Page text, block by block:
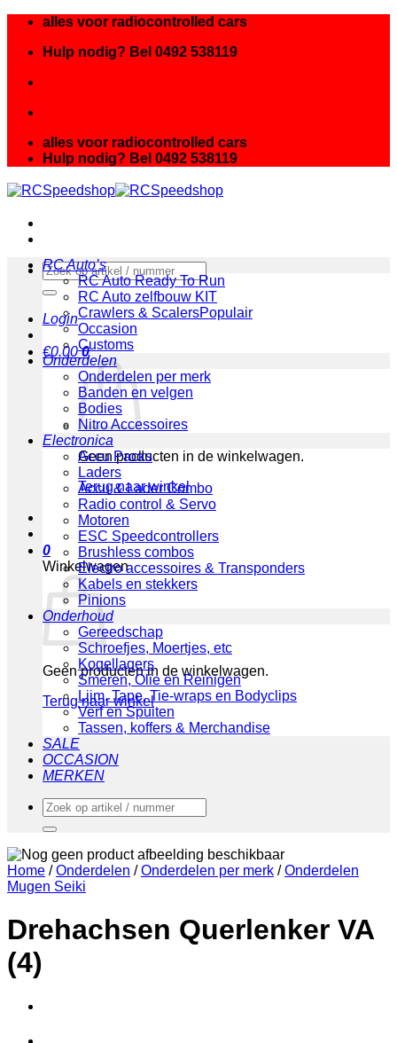
inhoud
alles voor radiocontrolled cars
Hulp nodig? Bel 0492 538119
alles voor radiocontrolled cars
Hulp nodig? Bel 0492 538119
Zoeken
naar:
Login
€0.00 0
Geen producten in de winkelwagen.
Terug naar winkel
0
Winkelwagen
Geen producten in de winkelwagen.
Terug naar winkel
RC Auto’s
RC Auto Ready To Run
RC Auto zelfbouw KIT
Crawlers & Scalers
Occasion
Customs
Onderdelen
Onderdelen per merk
Banden en velgen
Bodies
Nitro Accessoires
Electronica
Accu Packs
Laders
Accu & Lader Combo
Radio control & Servo
Motoren
ESC Speedcontrollers
Brushless combos
Electro accessoires & Transponders
Kabels en stekkers
Pinions
Onderhoud
Gereedschap
Schroefjes, Moertjes, etc
Kogellagers
Smeren, Olie en Reinigen
Lijm, Tape, Tie-wraps en Bodyclips
Verf en Spuiten
Tassen, koffers & Merchandise
SALE
OCCASION
MERKEN
Zoeken
naar:
Home / Onderdelen / Onderdelen per merk / Onderdelen
Mugen Seiki
Drehachsen Querlenker VA
(4)